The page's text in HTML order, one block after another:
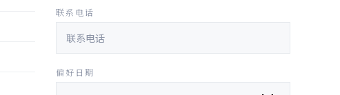
联系电话
偏好日期